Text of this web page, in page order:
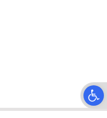
פתח סרגל נגישות